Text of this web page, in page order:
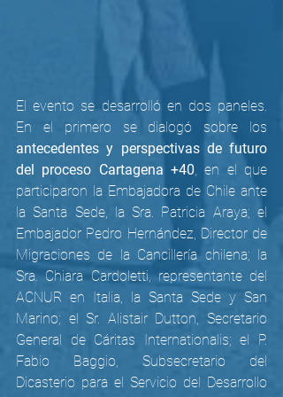
El evento se desarrolló en dos paneles.
antecedentes y perspectivas de futuro
del proceso Cartagena +40, en el que
participaron la Embajadora de Chile ante
la Santa Sede, la Sra. Patricia Araya; el
Embajador Pedro Hernández, Director de
Migraciones de la Cancillería chilena; la
Sra. Chiara Cardoletti, representante del
ACNUR en Italia, la Santa Sede y San
Marino; el Sr. Alistair Dutton, Secretario
General de Cáritas Internationalis; el P.
Fabio Baggio, Subsecretario del
Dicasterio para el Servicio del Desarrollo